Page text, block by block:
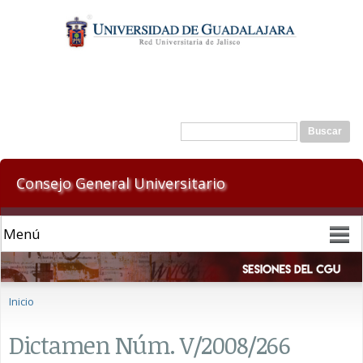
contenido
principal
Formulario de búsqueda
Buscar
Consejo General Universitario
Inicio
Dictamen Núm. V/2008/266